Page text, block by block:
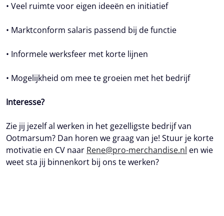
• Veel ruimte voor eigen ideeën en initiatief
• Marktconform salaris passend bij de functie
• Informele werksfeer met korte lijnen
• Mogelijkheid om mee te groeien met het bedrijf
Interesse?
Zie jij jezelf al werken in het gezelligste bedrijf van
Ootmarsum? Dan horen we graag van je! Stuur je korte
motivatie en CV naar Rene@pro-merchandise.nl en wie
weet sta jij binnenkort bij ons te werken?